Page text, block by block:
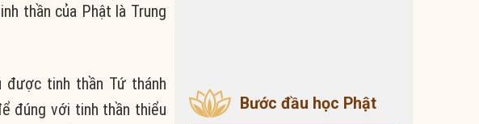
thần của Phật là Trung
được tinh thần Tứ thánh
đúng với tinh thần thiểu
Bước đầu học Phật